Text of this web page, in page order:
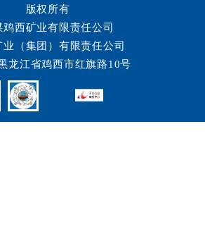
版权所有
鸡西矿业有限责任公司
业（集团）有限责任公司
龙江省鸡西市红旗路10号